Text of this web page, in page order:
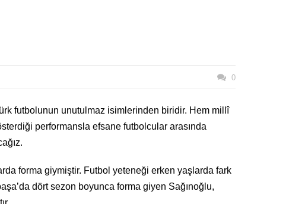
0
futbolunun unutulmaz isimlerinden biridir. Hem millî
performansla efsane futbolcular arasında
forma giymiştir. Futbol yeteneği erken yaşlarda fark
dört sezon boyunca forma giyen Sağınoğlu,